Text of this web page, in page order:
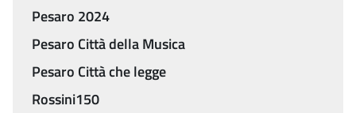
Pesaro 2024
Pesaro Città della Musica
Pesaro Città che legge
Rossini150